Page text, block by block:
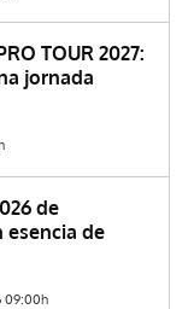
TOUR 2027:
jornada
de
esencia de
09:00h